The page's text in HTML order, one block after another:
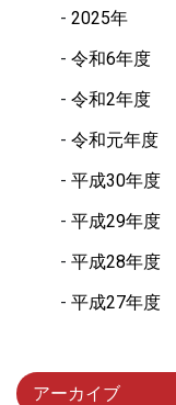
2025年
令和6年度
令和2年度
令和元年度
平成30年度
平成29年度
平成28年度
平成27年度
アーカイブ